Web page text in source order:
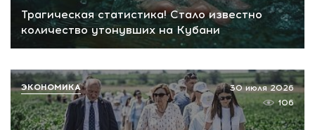
Трагическая статистика! Стало известно
количество утонувших на Кубани
30 июля 2026
106
ЭКОНОМИКА